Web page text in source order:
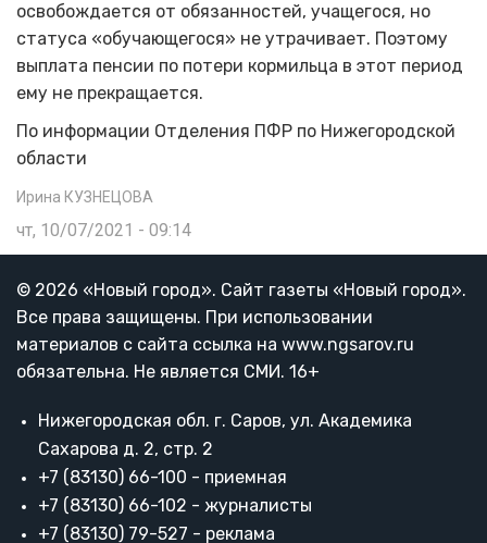
освобождается от обязанностей, учащегося, но
статуса «обучающегося» не утрачивает. Поэтому
выплата пенсии по потери кормильца в этот период
ему не прекращается.
По информации Отделения ПФР по Нижегородской
области
Ирина КУЗНЕЦОВА
чт, 10/07/2021 - 09:14
© 2026 «Новый город». Cайт газеты «Новый город».
Все права защищены. При использовании
материалов с сайта ссылка на www.ngsarov.ru
обязательна. Не является СМИ. 16+
Нижегородская обл. г. Саров, ул. Академика
Сахарова д. 2, стр. 2
+7 (83130) 66-100 - приемная
+7 (83130) 66-102 - журналисты
+7 (83130) 79-527 - реклама